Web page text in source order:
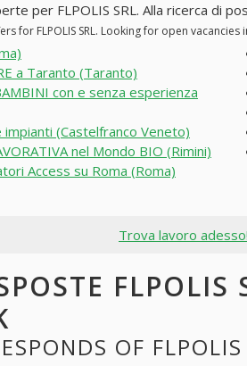
per FLPOLIS SRL. Alla ricerca di
for FLPOLIS SRL. Looking for open
a Taranto (Taranto)
con e senza esperienza
(Castelfranco Veneto)
nel Mondo BIO (Rimini)
Access su Roma (Roma)
Trova lavoro adesso!
FLPOLIS
OF